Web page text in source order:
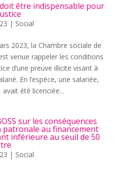
être indispensable pour
| Social
2023, la Chambre sociale de
venue rappeler les conditions
d’une preuve illicite visant à
En l’espèce, une salariée,
été licenciée...
sur les conséquences
patronale au financement
inférieure au seuil de 50
| Social